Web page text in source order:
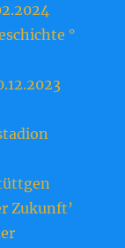
°
Zukunft’